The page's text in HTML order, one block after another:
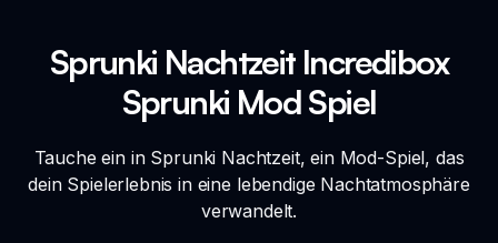
Sprunki Nachtzeit Incredibox
Sprunki Mod Spiel
Tauche ein in Sprunki Nachtzeit, ein Mod-Spiel, das
dein Spielerlebnis in eine lebendige Nachtatmosphäre
verwandelt.